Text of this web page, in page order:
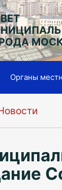
Органы